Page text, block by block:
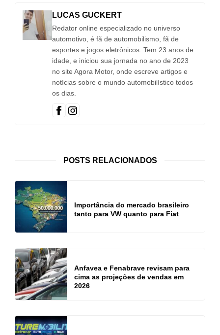
LUCAS GUCKERT
Redator online especializado no universo
automotivo, é fã de automobilismo, fã de
esportes e jogos eletrônicos. Tem 23 anos de
idade, e iniciou sua jornada no ano de 2023
no site Agora Motor, onde escreve artigos e
notícias sobre o mundo automobilístico todos
os dias.
POSTS RELACIONADOS
Importância do mercado brasileiro
tanto para VW quanto para Fiat
Anfavea e Fenabrave revisam para
cima as projeções de vendas em
2026